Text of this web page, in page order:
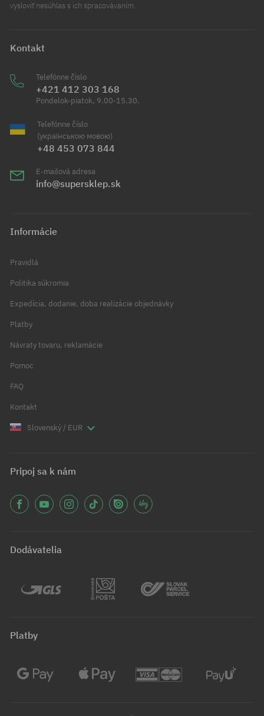
vysloviť nesúhlas s ich spracovávaním.
Kontakt
Telefónne číslo
+421 412 303 168
Pondelok-piatok, 9.00-15.30.
Telefónne číslo
(українською мовою)
+48 453 073 844
E-mailová adresa
info@supersklep.sk
Informácie
Pravidlá
Politika súkromia
Expedícia, dodanie, doba realizácie objednávky
Platby
Návraty tovaru, reklamácie
Pomoc
FAQ
Kontakt
Slovenský / EUR
Pripoj sa k nám
Dodávatelia
Platby